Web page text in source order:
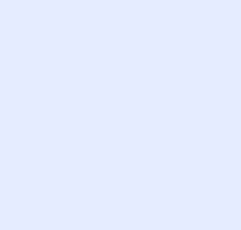
dopravní